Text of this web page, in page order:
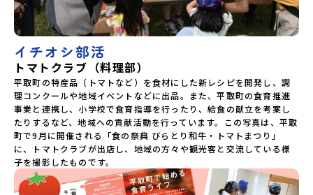
イチオシ部活
トマトクラブ（料理部）
平取町の特産品（トマトなど）を食材にした新レシピを開発し、調
理コンクールや地域イベントなどに出品。また、平取町の食育推進
事業と連携し、小学校で食育指導を行ったり、給食の献立を考案し
たりするなど、地域への貢献活動を行っています。この写真は、平取
町で9月に開催される「食の祭典 びらとり和牛・トマトまつり」
に、トマトクラブが出店し、地域の方々や観光客と交流している様
子を撮影したものです。